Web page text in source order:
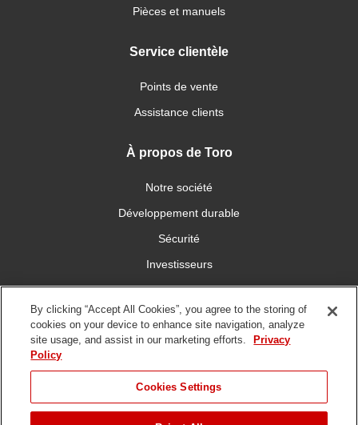
Pièces et manuels
Service clientèle
Points de vente
Assistance clients
À propos de Toro
Notre société
Développement durable
Sécurité
Investisseurs
Carrières
Connectez-vous avec nous
By clicking “Accept All Cookies”, you agree to the storing of
cookies on your device to enhance site navigation, analyze
site usage, and assist in our marketing efforts.
Privacy
Policy
Cookies Settings